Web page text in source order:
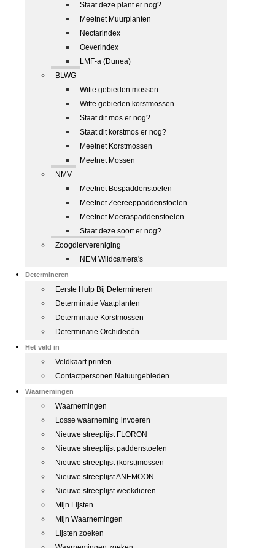
Staat deze plant er nog?
Meetnet Muurplanten
Nectarindex
Oeverindex
LMF-a (Dunea)
BLWG
Witte gebieden mossen
Witte gebieden korstmossen
Staat dit mos er nog?
Staat dit korstmos er nog?
Meetnet Korstmossen
Meetnet Mossen
NMV
Meetnet Bospaddenstoelen
Meetnet Zeereeppaddenstoelen
Meetnet Moeraspaddenstoelen
Staat deze soort er nog?
Zoogdiervereniging
NEM Wildcamera's
Determineren
Eerste Hulp Bij Determineren
Determinatie Vaatplanten
Determinatie Korstmossen
Determinatie Orchideeën
Het veld in
Veldkaart printen
Contactpersonen Natuurgebieden
Waarnemingen
Waarnemingen
Losse waarneming invoeren
Nieuwe streeplijst FLORON
Nieuwe streeplijst paddenstoelen
Nieuwe streeplijst (korst)mossen
Nieuwe streeplijst ANEMOON
Nieuwe streeplijst weekdieren
Mijn Lijsten
Mijn Waarnemingen
Lijsten zoeken